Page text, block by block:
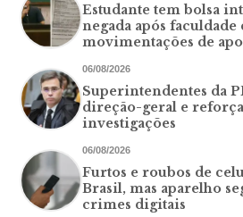
Estudante tem bolsa
negada após
movimentações de
06/08/2026
Superintendentes da
direção-geral e
investigações
06/08/2026
Furtos e roubos de
Brasil, mas aparelho
crimes digitais